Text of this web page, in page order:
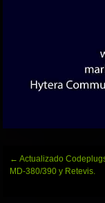
Navegación
de
← Actualizado
MD-380/390 y Retevis.